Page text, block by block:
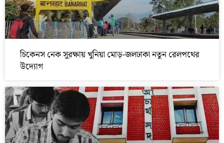
চিকেনস নেক সুরক্ষায় খুনিয়া মোড়-জলঢাকা নতুন রেলপথের
উদ্যোগ